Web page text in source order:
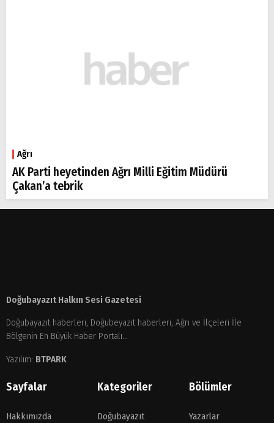
Ağrı
AK Parti heyetinden Ağrı Milli Eğitim Müdürü
Çakan’a tebrik
Doğubayazıt Halkın Sesi Gazetesi
Doğubayazıt haberleri, Doğubeyazıt haberleri, Ağrı ve İlçeleri İle
Bölgenin En Büyük Haber Portalı...
Yazılım: BTPARK
Sayfalar
Hakkımızda
Kategoriler
Doğubayazıt
Bölümler
Yazarlar